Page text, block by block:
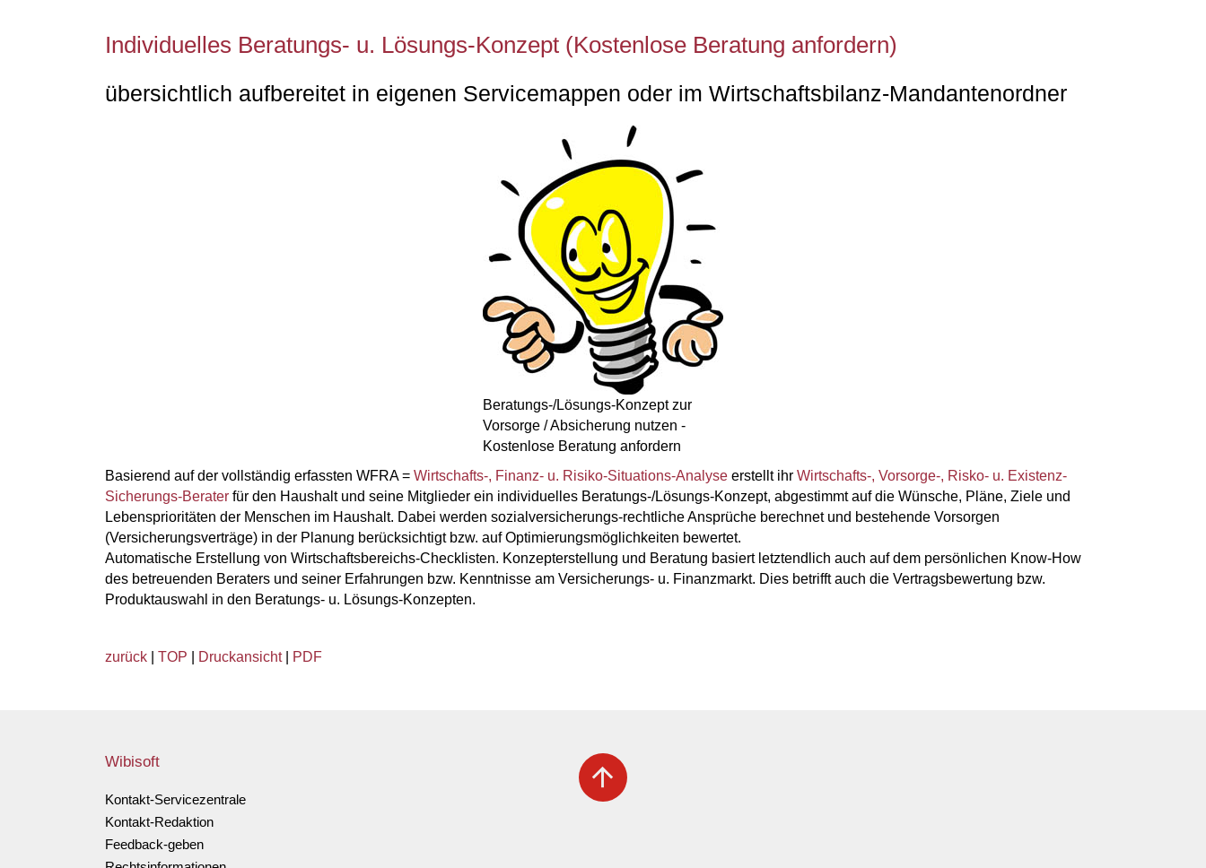
Individuelles Beratungs- u. Lösungs-Konzept (Kostenlose Beratung anfordern)
übersichtlich aufbereitet in eigenen Servicemappen oder im Wirtschaftsbilanz-Mandantenordner
Beratungs-/Lösungs-Konzept zur
Vorsorge / Absicherung nutzen -
Kostenlose Beratung anfordern
Basierend auf der vollständig erfassten WFRA = Wirtschafts-, Finanz- u. Risiko-Situations-Analyse erstellt ihr Wirtschafts-, Vorsorge-, Risko- u. Existenz-
Sicherungs-Berater für den Haushalt und seine Mitglieder ein individuelles Beratungs-/Lösungs-Konzept, abgestimmt auf die Wünsche, Pläne, Ziele und
Lebensprioritäten der Menschen im Haushalt. Dabei werden sozialversicherungs-rechtliche Ansprüche berechnet und bestehende Vorsorgen
(Versicherungsverträge) in der Planung berücksichtigt bzw. auf Optimierungsmöglichkeiten bewertet.
Automatische Erstellung von Wirtschaftsbereichs-Checklisten. Konzepterstellung und Beratung basiert letztendlich auch auf dem persönlichen Know-How
des betreuenden Beraters und seiner Erfahrungen bzw. Kenntnisse am Versicherungs- u. Finanzmarkt. Dies betrifft auch die Vertragsbewertung bzw.
Produktauswahl in den Beratungs- u. Lösungs-Konzepten.
zurück TOP Druckansicht| PDF
arrow_upward
Wibisoft
Kontakt-Servicezentrale
Kontakt-Redaktion
Feedback-geben